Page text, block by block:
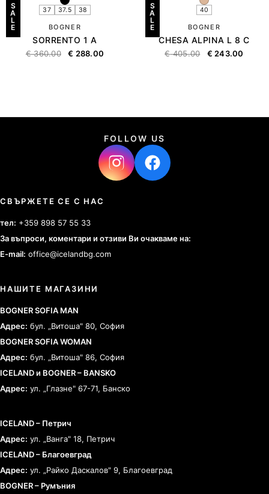
S
A
L
E
37 37.5 38
BOGNER
SORRENTO 1 A
€360.00 € 288.00
S
A
L
E
40
BOGNER
CHESA ALPINA L 8 C
€405.00 € 243.00
FOLLOW US
СВЪРЖЕТЕ СЕ С НАС
тел: +359 898 57 55 33
За въпроси, коментари и отзиви Ви очакваме на:
E-mail: office@icelandbg.com
НАШИТЕ МАГАЗИНИ
BOGNER SOFIA MAN
Адрес: бул. „Витоша" 80, София
BOGNER SOFIA WOMAN
Адрес: бул. „Витоша" 86, София
ICELAND и BOGNER – BANSKO
Адрес: ул. „Глазне" 67-71, Банско
ICELAND – Петрич
Адрес: ул. „Ванга" 18, Петрич
ICELAND – Благоевград
Адрес: ул. „Райко Даскалов" 9, Благоевград
BOGNER – Румъния